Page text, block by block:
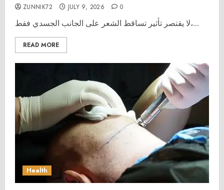
ZUNNIK72 JULY 9, 2026 0
لا يقتصر تأثير تساقط الشعر على الجانب الجسدي فقط،...
READ MORE
Health